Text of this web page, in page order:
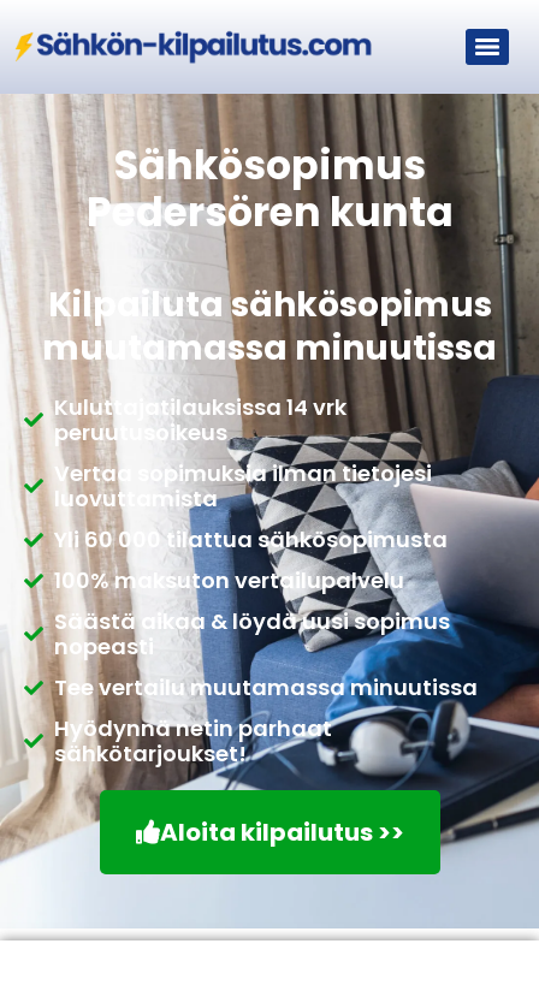
Sähkösopimus
Pedersören kunta
Kilpailuta sähkösopimus
muutamassa minuutissa
Kuluttajatilauksissa 14 vrk
peruutusoikeus
Vertaa sopimuksia ilman tietojesi
luovuttamista
Yli 60 000 tilattua sähkösopimusta
100% maksuton vertailupalvelu
Säästä aikaa & löydä uusi sopimus
nopeasti
Tee vertailu muutamassa minuutissa
Hyödynnä netin parhaat
sähkötarjoukset!
Aloita kilpailutus >>